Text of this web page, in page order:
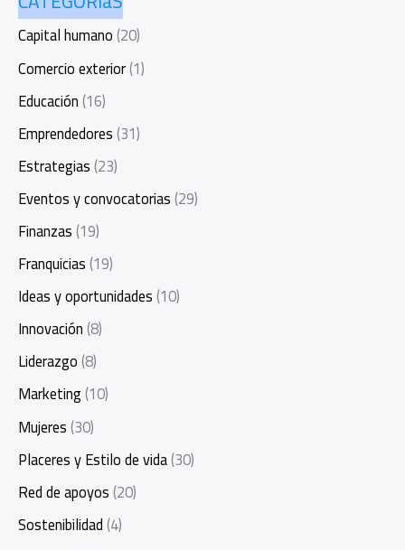
Capital humano(20)
Comercio exterior(1)
Educación(16)
Emprendedores(31)
Estrategias(23)
Eventos y convocatorias(29)
Finanzas(19)
Franquicias(19)
Ideas y oportunidades(10)
Innovación(8)
Liderazgo(8)
Marketing(10)
Mujeres(30)
Placeres y Estilo de vida(30)
Red de apoyos(20)
Sostenibilidad(4)